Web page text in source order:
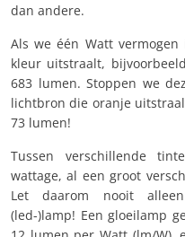
dan andere.
Als we één Watt
kleur uitstraalt,
683 lumen. Stoppen we
lichtbron die oranje
73 lumen!
Tussen verschillende
wattage, al een groot
Let daarom nooit
(led-)lamp! Een gloeilamp